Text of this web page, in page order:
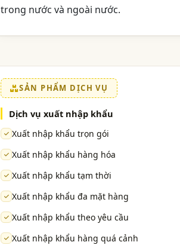
trong nước và ngoài nước.
SẢN PHẨM DỊCH VỤ
Dịch vụ xuất nhập khẩu
Xuất nhập khẩu trọn gói
Xuất nhập khẩu hàng hóa
Xuất nhập khẩu tạm thời
Xuất nhập khẩu đa mặt hàng
Xuất nhập khẩu theo yêu cầu
Xuất nhập khẩu hàng quá cảnh